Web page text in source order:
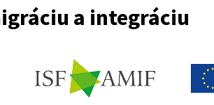
a integráciu